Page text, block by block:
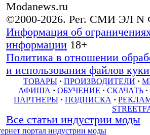
Modanews.ru
©2000-2026. Рег. СМИ ЭЛ N
Информация об
информации 18+
Политика в отношении
и использования файлов
ТОВАРЫ · ПРОИЗВОДИТЕЛИ ·
АФИША · ОБУЧЕНИЕ · СКАЧАТЬ ·
ПАРТНЕРЫ · ПОДПИСКА ·
Все статьи индустрии моды